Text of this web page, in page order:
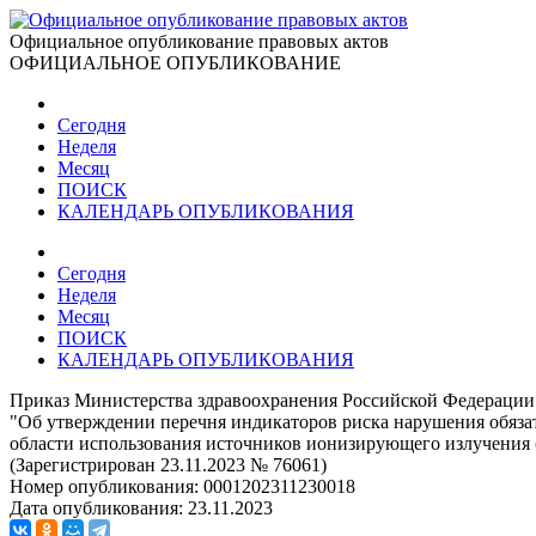
Официальное опубликование правовых актов
ОФИЦИАЛЬНОЕ ОПУБЛИКОВАНИЕ
Сегодня
Неделя
Месяц
ПОИСК
КАЛЕНДАРЬ ОПУБЛИКОВАНИЯ
Сегодня
Неделя
Месяц
ПОИСК
КАЛЕНДАРЬ ОПУБЛИКОВАНИЯ
Приказ Министерства здравоохранения Российской
"Об утверждении перечня индикаторов риска нарушения
области использования источников ионизирующего
(Зарегистрирован 23.11.2023 № 76061)
Номер опубликования: 0001202311230018
Дата опубликования: 23.11.2023